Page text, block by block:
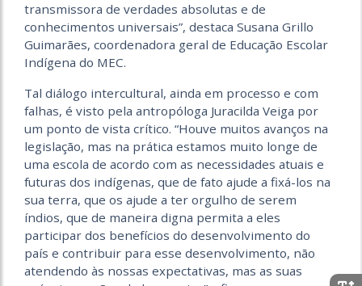
transmissora de verdades absolutas e de
conhecimentos universais”, destaca Susana Grillo
Guimarães, coordenadora geral de Educação Escolar
Indígena do MEC.
Tal diálogo intercultural, ainda em processo e com
falhas, é visto pela antropóloga Juracilda Veiga por
um ponto de vista crítico. “Houve muitos avanços na
legislação, mas na prática estamos muito longe de
uma escola de acordo com as necessidades atuais e
futuras dos indígenas, que de fato ajude a fixá-los na
sua terra, que os ajude a ter orgulho de serem
índios, que de maneira digna permita a eles
participar dos benefícios do desenvolvimento do
país e contribuir para esse desenvolvimento, não
atendendo às nossas expectativas, mas as suas